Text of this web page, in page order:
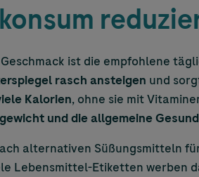
ist die empfohlene
rasch ansteigen und
Kalorien, ohne sie mit
und die allgemeine
alternativen Süßungsmitteln
Lebensmittel-Etiketten werben